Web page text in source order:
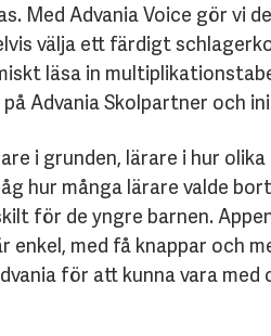
Med Advania Voice gör vi
välja ett färdigt
läsa in
Advania Skolpartner och
i grunden, lärare i hur
hur många lärare valde
för de yngre barnen.
med få knappar och
för att kunna vara